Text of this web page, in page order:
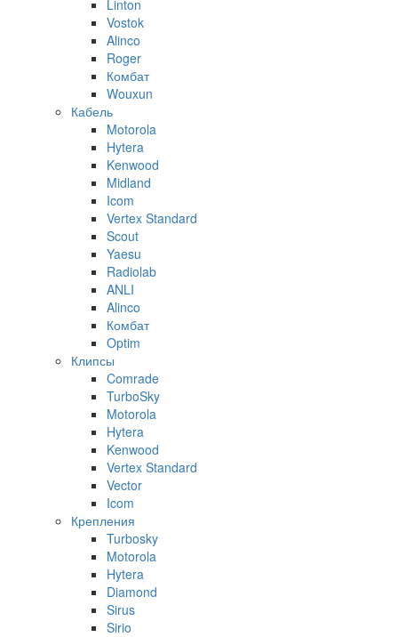
Linton
Vostok
Alinco
Roger
Комбат
Wouxun
Кабель
Motorola
Hytera
Kenwood
Midland
Icom
Vertex Standard
Scout
Yaesu
Radiolab
ANLI
Alinco
Комбат
Optim
Клипсы
Comrade
TurboSky
Motorola
Hytera
Kenwood
Vertex Standard
Vector
Icom
Крепления
Turbosky
Motorola
Hytera
Diamond
Sirus
Sirio